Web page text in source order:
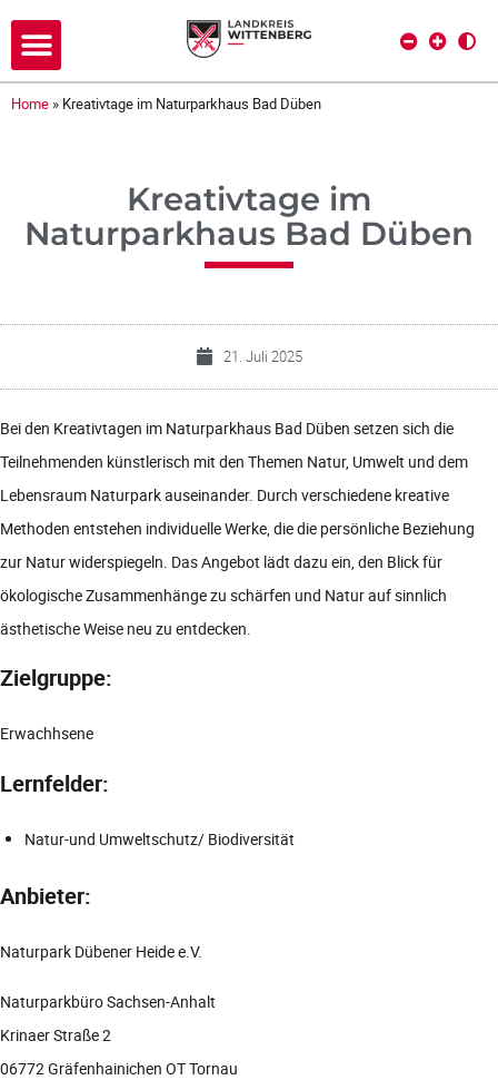
Home » Kreativtage im Naturparkhaus Bad Düben
Kreativtage im
Naturparkhaus Bad Düben
21. Juli 2025
Bei den Kreativtagen im Naturparkhaus Bad Düben setzen sich die
Teilnehmenden künstlerisch mit den Themen Natur, Umwelt und dem
Lebensraum Naturpark auseinander. Durch verschiedene kreative
Methoden entstehen individuelle Werke, die die persönliche Beziehung
zur Natur widerspiegeln. Das Angebot lädt dazu ein, den Blick für
ökologische Zusammenhänge zu schärfen und Natur auf sinnlich
ästhetische Weise neu zu entdecken.
Zielgruppe:
Erwachhsene
Lernfelder:
Natur-und Umweltschutz/ Biodiversität
Anbieter:
Naturpark Dübener Heide e.V.
Naturparkbüro Sachsen-Anhalt
Krinaer Straße 2
06772 Gräfenhainichen OT Tornau